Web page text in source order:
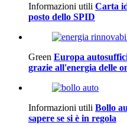
Informazioni utili Carta
posto dello SPID
Green Europa
grazie all'energia delle
Informazioni utili Bollo
sapere se si è in regola